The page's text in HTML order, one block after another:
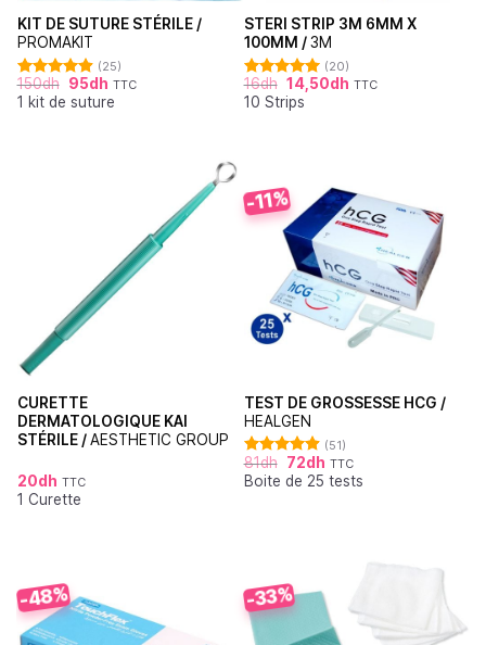
KIT DE SUTURE STÉRILE /
PROMAKIT
Note4.92
sur 5
(25)
150dh 95dh TTC
1 kit de suture
STERI STRIP 3M 6MM X
100MM /3M
Note
4.95
sur 5
(20)
16dh 14,50dh TTC
10 Strips
CURETTE
DERMATOLOGIQUE KAI
STÉRILE /AESTHETIC GROUP
20dh TTC
1 Curette
-11%
TEST DE GROSSESSE HCG /
HEALGEN
Note
4.88
sur 5
(51)
81dh 72dh TTC
Boite de 25 tests
-48% -33%